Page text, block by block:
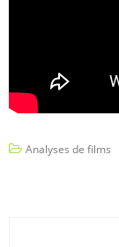
Analyses de films